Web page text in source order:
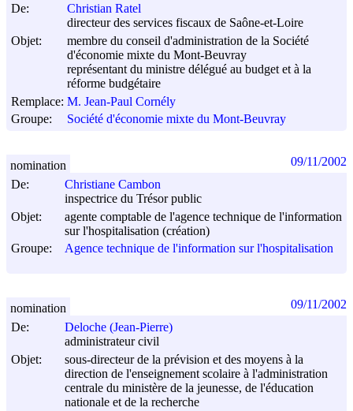
De:
Christian Ratel
directeur des services fiscaux de Saône-et-Loire
Objet:
membre du conseil d'administration de la Société
d'économie mixte du Mont-Beuvray
représentant du ministre délégué au budget et à la
réforme budgétaire
Remplace: M. Jean-Paul Cornély
Groupe:
Société d'économie mixte du Mont-Beuvray
De:
Christiane Cambon
inspectrice du Trésor public
Objet:
agente comptable de l'agence technique de l'information
sur l'hospitalisation (création)
Groupe:
Agence technique de l'information sur l'hospitalisation
nomination 09/11/2002
De:
Deloche (Jean-Pierre)
administrateur civil
Objet:
sous-directeur de la prévision et des moyens à la
direction de l'enseignement scolaire à l'administration
centrale du ministère de la jeunesse, de l'éducation
nationale et de la recherche
nomination 09/11/2002